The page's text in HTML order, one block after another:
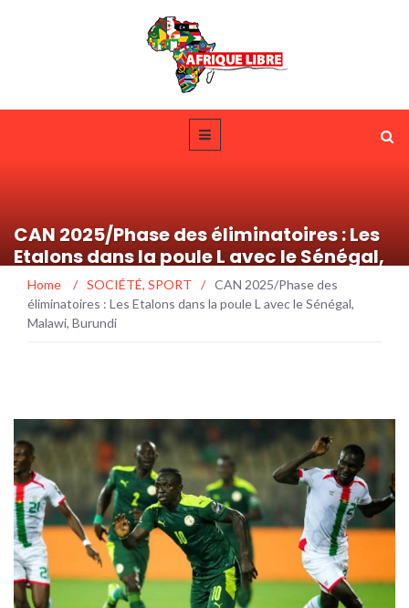
CAN 2025/Phase des éliminatoires : Les
Etalons dans la poule L avec le Sénégal,
Malawi, Burundi
Home / SOCIÉTÉ, SPORT / CAN 2025/Phase des
éliminatoires : Les Etalons dans la poule L avec le Sénégal,
Malawi, Burundi